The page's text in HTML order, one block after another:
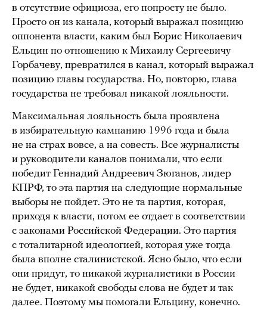
в отсутствие официоза, его попросту не было.
Просто он из канала, который выражал позицию
оппонента власти, каким был Борис Николаевич
Ельцин по отношению к Михаилу Сергеевичу
Горбачеву, превратился в канал, который выражал
позицию главы государства. Но, повторю, глава
государства не требовал никакой лояльности.
Максимальная лояльность была проявлена
в избирательную кампанию 1996 года и была
не на страх вовсе, а на совесть. Все журналисты
и руководители каналов понимали, что если
победит Геннадий Андреевич Зюганов, лидер
КПРФ, то эта партия на следующие нормальные
выборы не пойдет. Это не та партия, которая,
приходя к власти, потом ее отдает в соответствии
с законами Российской Федерации. Это партия
с тоталитарной идеологией, которая уже тогда
была вполне сталинистской. Ясно было, что если
они придут, то никакой журналистики в России
не будет, никакой свободы слова не будет и так
далее. Поэтому мы помогали Ельцину, конечно.